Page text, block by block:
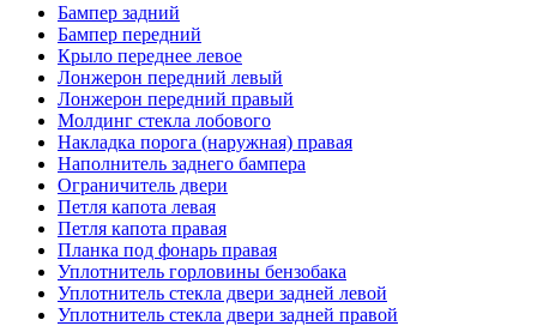
Бампер задний
Бампер передний
Крыло переднее левое
Лонжерон передний левый
Лонжерон передний правый
Молдинг стекла лобового
Накладка порога (наружная) правая
Наполнитель заднего бампера
Ограничитель двери
Петля капота левая
Петля капота правая
Планка под фонарь правая
Уплотнитель горловины бензобака
Уплотнитель стекла двери задней левой
Уплотнитель стекла двери задней правой